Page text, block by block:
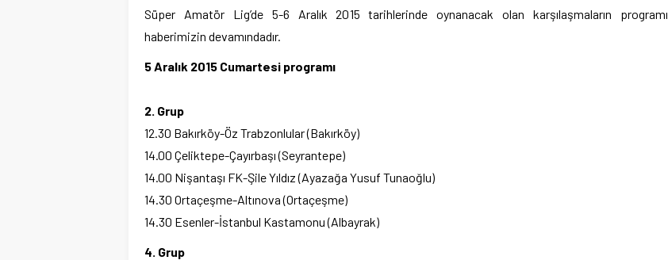
Süper Amatör Lig’de 5-6 Aralık 2015 tarihlerinde oynanacak olan karşılaşmaların programı
haberimizin devamındadır.
5 Aralık 2015 Cumartesi programı
2. Grup
12.30 Bakırköy-Öz Trabzonlular (Bakırköy)
14.00 Çeliktepe-Çayırbaşı (Seyrantepe)
14.00 Nişantaşı FK-Şile Yıldız (Ayazağa Yusuf Tunaoğlu)
14.30 Ortaçeşme-Altınova (Ortaçeşme)
14.30 Esenler-İstanbul Kastamonu (Albayrak)
4. Grup